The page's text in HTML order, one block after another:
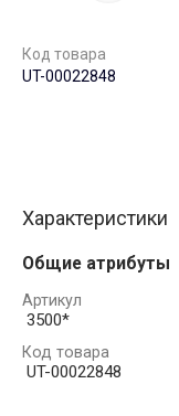
Код товара
UT-00022848
Характеристики
Общие атрибуты
Артикул
3500*
Код товара
UT-00022848